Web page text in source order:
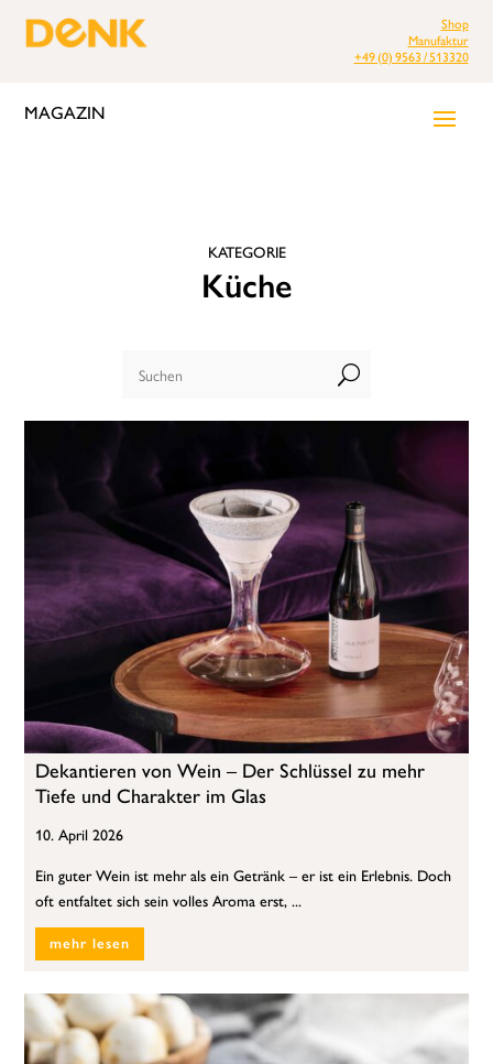
Shop
Manufaktur
+49 (0) 9563 / 513320
MAGAZIN
KATEGORIE
Küche
U
Dekantieren von Wein – Der Schlüssel zu mehr
Tiefe und Charakter im Glas
10. April 2026
Ein guter Wein ist mehr als ein Getränk – er ist ein Erlebnis. Doch
oft entfaltet sich sein volles Aroma erst, ...
mehr lesen